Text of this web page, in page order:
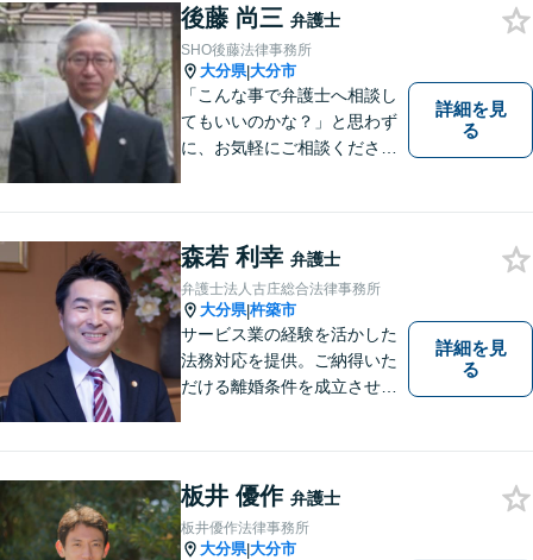
分駅４分】
後藤 尚三 弁護士
SHO後藤法律事務所
大分県|大分市
「こんな事で弁護士へ相談し
てもいいのかな？」と思わず
に、お気軽にご相談くださ
詳細を見
る
森若 利幸 弁護士
弁護士法人古庄総合法律事務所
大分県|杵築市
サービス業の経験を活かした
法務対応を提供。ご納得いた
だける離婚条件を成立させる
ます。【大分県に3拠点ある地
域密着型の事務所】【初回相
談無料】
詳細を見
る
板井 優作 弁護士
板井優作法律事務所
大分県|大分市